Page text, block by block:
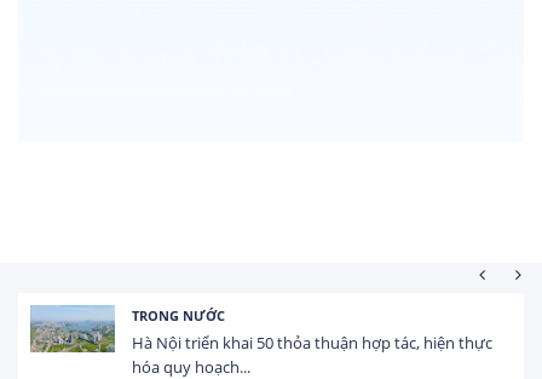
TRONG NƯỚC
Hà Nội triển khai 50 thỏa thuận hợp tác, hiện thực
hóa quy hoạch...